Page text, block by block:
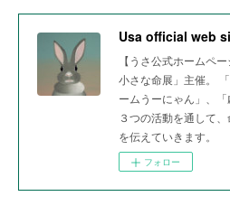
Usa official web
【うさ公式ホームペ
小さな命展」主催。
ームうーにゃん」、
３つの活動を通して
を伝えていきます。
フォロー